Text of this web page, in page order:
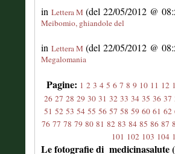
in Lettera M (del 22/05/2012 @
Meibomio, ghiandole del
in Lettera M (del 22/05/2012 @
Megalomania
Pagine: 1 2 3 4 5 6 7 8 9 10 11 12
26 27 28 29 30 31 32 33 34 35 36 37
51 52 53 54 55 56 57 58 59 60 61 62
76 77 78 79 80 81 82 83 84 85 86 87
101 102 103 104
Le fotografie di medicinasalute